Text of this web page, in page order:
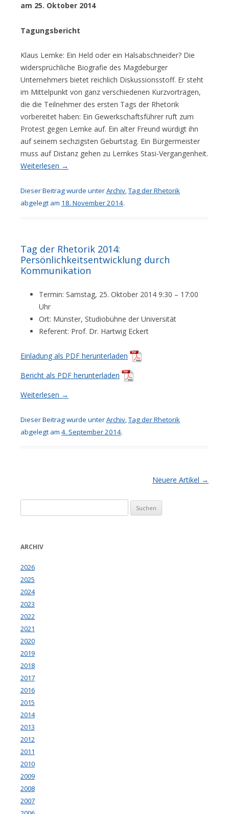
am 25. Oktober 2014
Tagungsbericht
Klaus Lemke: Ein Held oder ein Halsabschneider? Die
widersprüchliche Biografie des Magdeburger
Unternehmers bietet reichlich Diskussionsstoff. Er steht
im Mittelpunkt von ganz verschiedenen Kurzvorträgen,
die die Teilnehmer des ersten Tags der Rhetorik
vorbereitet haben: Ein Gewerkschaftsführer ruft zum
Protest gegen Lemke auf. Ein alter Freund würdigt ihn
auf seinem sechzigsten Geburtstag. Ein Bürgermeister
muss auf Distanz gehen zu Lemkes Stasi-Vergangenheit.
Weiterlesen →
Dieser Beitrag wurde unterArchiv,Tag der Rhetorik
abgelegt am 18. November 2014.
Tag der Rhetorik 2014:
Persönlichkeitsentwicklung durch
Kommunikation
Termin: Samstag, 25. Oktober 2014 9:30 – 17:00
Uhr
Ort: Münster, Studiobühne der Universität
Referent: Prof. Dr. Hartwig Eckert
Einladung als PDF herunterladen
Bericht als PDF herunterladen
Weiterlesen →
Dieser Beitrag wurde unterArchiv,Tag der Rhetorik
abgelegt am 4. September 2014.
Neuere Artikel →
nach:
ARCHIV
2026
2025
2024
2023
2022
2021
2020
2019
2018
2017
2016
2015
2014
2013
2012
2011
2010
2009
2008
2007